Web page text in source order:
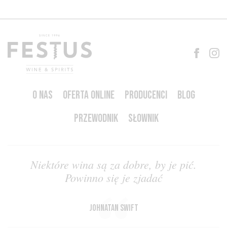
O NAS OFERTA ONLINE PRODUCENCI
BLOG
PRZEWODNIK
SŁOWNIK
Niektóre wina są za dobre, by je pić.
Powinno się je zjadać
Johnatan Swift